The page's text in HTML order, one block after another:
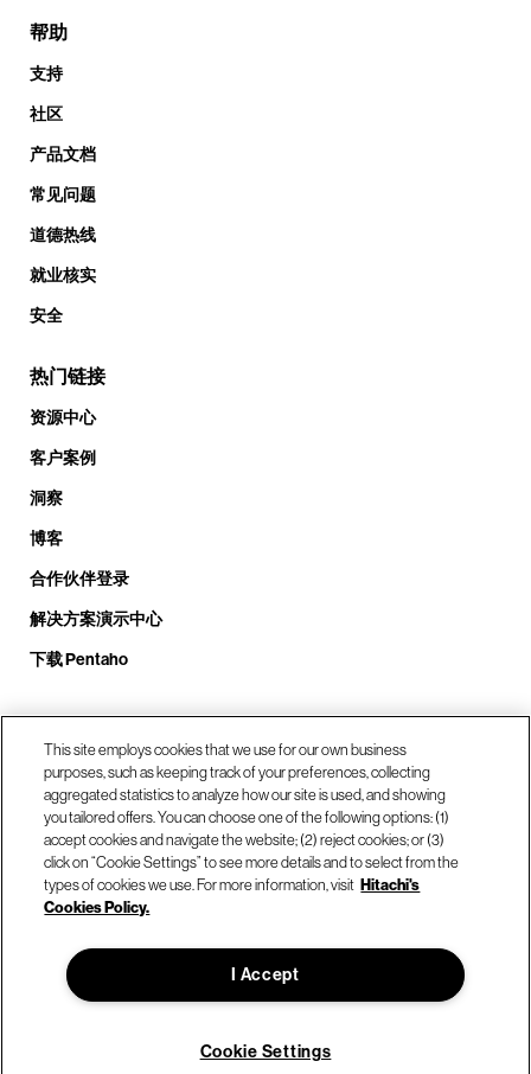
帮助
支持
社区
产品文档
常见问题
道德热线
就业核实
安全
热门链接
资源中心
客户案例
洞察
博客
合作伙伴登录
解决方案演示中心
下载 Pentaho
致电我们： +1.408.324.0920
我们的位置
© Hitachi Vantara LLC 2026。保留所有权利。
This site employs cookies that we use for our own business
purposes, such as keeping track of your preferences, collecting
aggregated statistics to analyze how our site is used, and showing
you tailored offers. You can choose one of the following options: (1)
accept cookies and navigate the website; (2) reject cookies; or (3)
click on “Cookie Settings” to see more details and to select from the
types of cookies we use. For more information, visit Hitachi's
Cookies Policy.
I Accept
Cookie Settings